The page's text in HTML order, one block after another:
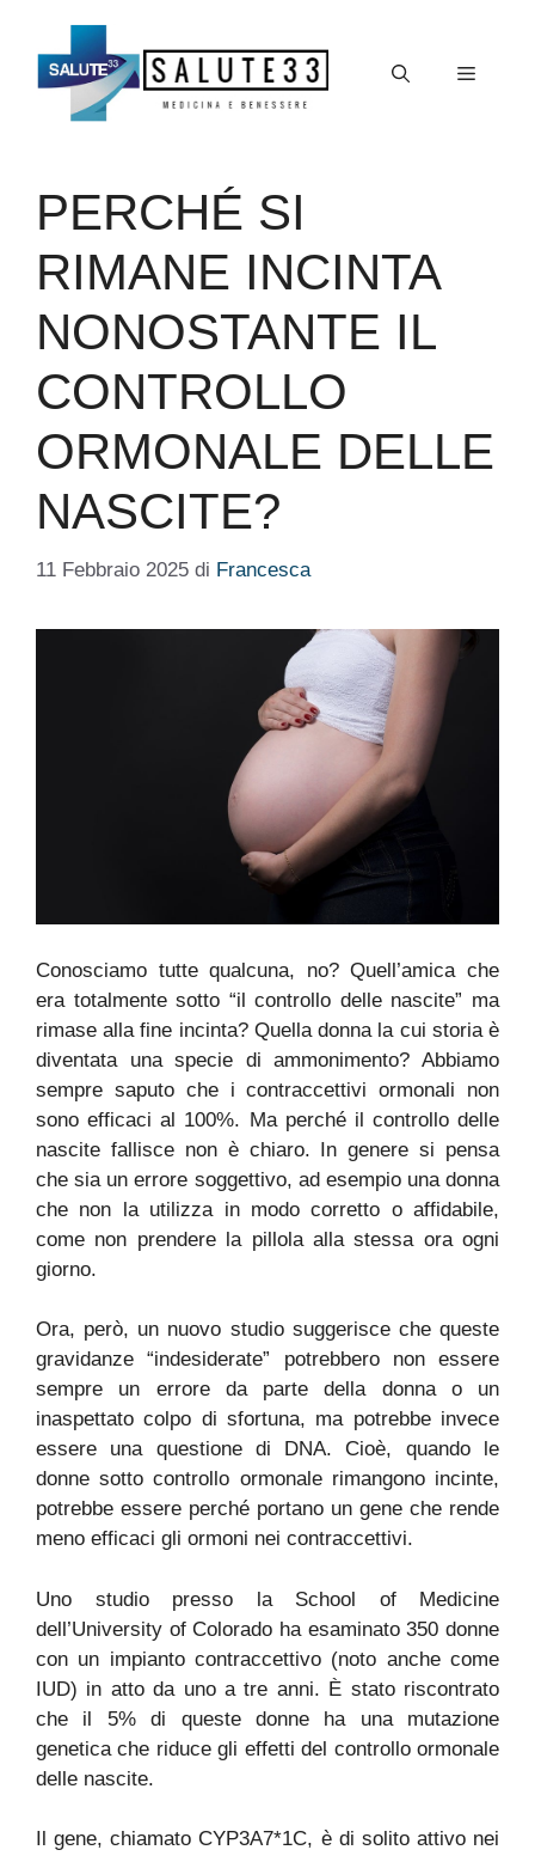
contenuto
Menu
PERCHÉ SI
RIMANE INCINTA
NONOSTANTE IL
CONTROLLO
ORMONALE DELLE
NASCITE?
11 Febbraio 2025 di Francesca
Conosciamo tutte qualcuna, no? Quell’amica che
era totalmente sotto “il controllo delle nascite” ma
rimase alla fine incinta? Quella donna la cui storia è
diventata una specie di ammonimento? Abbiamo
sempre saputo che i contraccettivi ormonali non
sono efficaci al 100%. Ma perché il controllo delle
nascite fallisce non è chiaro. In genere si pensa
che sia un errore soggettivo, ad esempio una donna
che non la utilizza in modo corretto o affidabile,
come non prendere la pillola alla stessa ora ogni
giorno.
Ora, però, un nuovo studio suggerisce che queste
gravidanze “indesiderate” potrebbero non essere
sempre un errore da parte della donna o un
inaspettato colpo di sfortuna, ma potrebbe invece
essere una questione di DNA. Cioè, quando le
donne sotto controllo ormonale rimangono incinte,
potrebbe essere perché portano un gene che rende
meno efficaci gli ormoni nei contraccettivi.
Uno studio presso la School of Medicine
dell’University of Colorado ha esaminato 350 donne
con un impianto contraccettivo (noto anche come
IUD) in atto da uno a tre anni. È stato riscontrato
che il 5% di queste donne ha una mutazione
genetica che riduce gli effetti del controllo ormonale
delle nascite.
Il gene, chiamato CYP3A7*1C, è di solito attivo nei